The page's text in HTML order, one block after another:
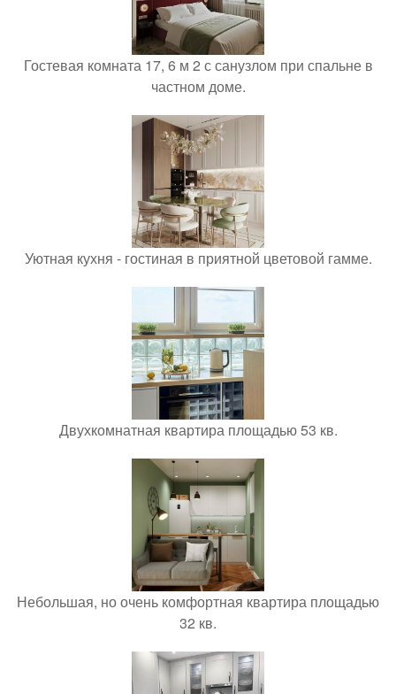
Гостевая комната 17, 6 м 2 с санузлом при спальне в
частном доме.
Уютная кухня - гостиная в приятной цветовой гамме.
Двухкомнатная квартира площадью 53 кв.
Небольшая, но очень комфортная квартира площадью
32 кв.